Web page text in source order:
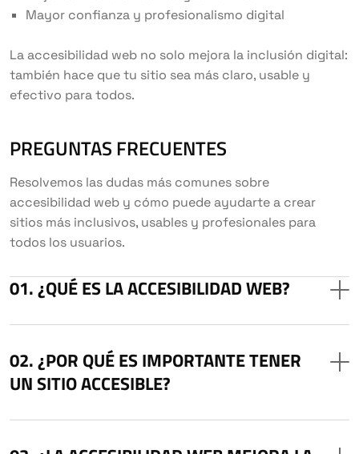
Mayor confianza y profesionalismo digital
La accesibilidad web no solo mejora la inclusión digital:
también hace que tu sitio sea más claro, usable y
efectivo para todos.
PREGUNTAS FRECUENTES
Resolvemos las dudas más comunes sobre
accesibilidad web y cómo puede ayudarte a crear
sitios más inclusivos, usables y profesionales para
todos los usuarios.
¿QUÉ ES LA ACCESIBILIDAD WEB?
¿POR QUÉ ES IMPORTANTE TENER
UN SITIO ACCESIBLE?